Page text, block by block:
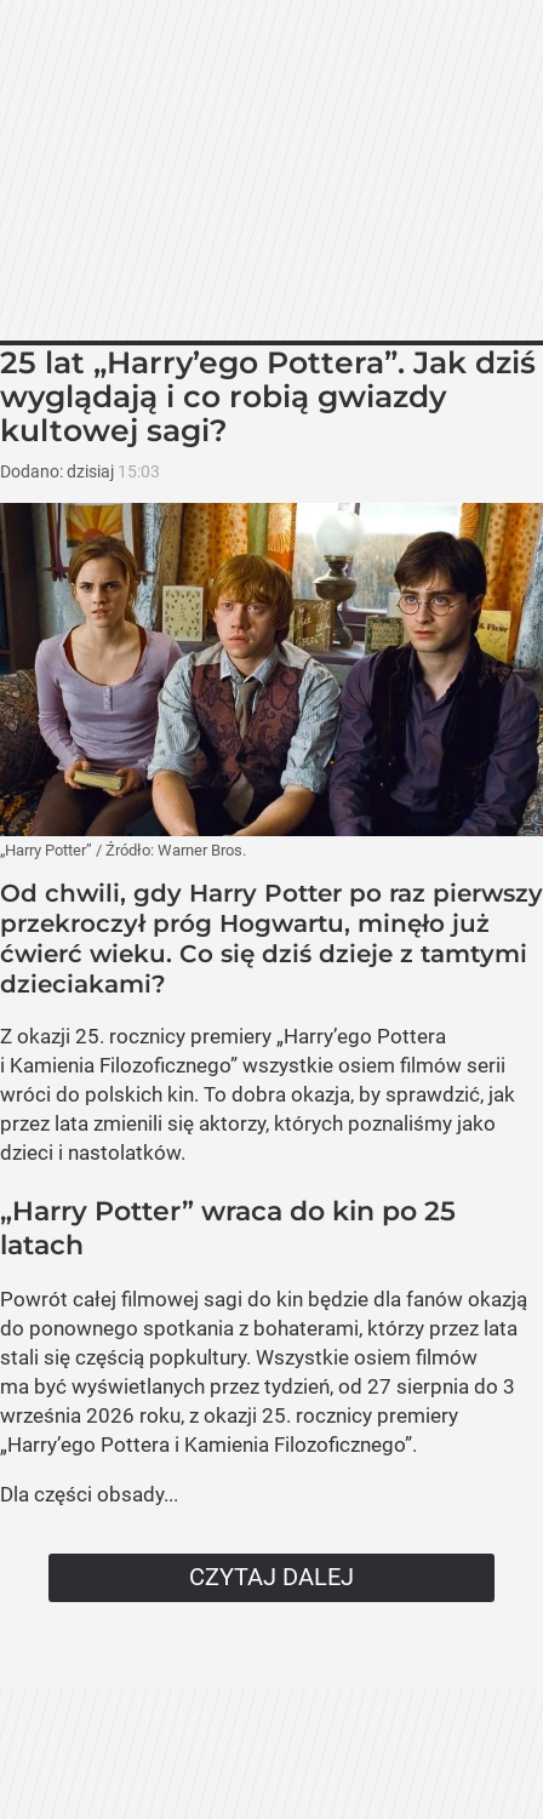
25 lat „Harry’ego Pottera”. Jak dziś
wyglądają i co robią gwiazdy
kultowej sagi?
Dodano:dzisiaj 15:03
„Harry Potter” / Źródło: Warner Bros.
Od chwili, gdy Harry Potter po raz pierwszy
przekroczył próg Hogwartu, minęło już
ćwierć wieku. Co się dziś dzieje z tamtymi
dzieciakami?
Z okazji 25. rocznicy premiery „Harry’ego Pottera
i Kamienia Filozoficznego” wszystkie osiem filmów serii
wróci do polskich kin. To dobra okazja, by sprawdzić, jak
przez lata zmienili się aktorzy, których poznaliśmy jako
dzieci i nastolatków.
„Harry Potter” wraca do kin po 25
latach
Powrót całej filmowej sagi do kin będzie dla fanów okazją
do ponownego spotkania z bohaterami, którzy przez lata
stali się częścią popkultury. Wszystkie osiem filmów
ma być wyświetlanych przez tydzień, od 27 sierpnia do 3
września 2026 roku, z okazji 25. rocznicy premiery
„Harry’ego Pottera i Kamienia Filozoficznego”.
Dla części obsady...
CZYTAJ DALEJ